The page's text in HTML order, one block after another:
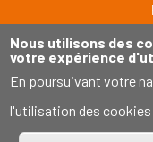
Copyright © 2026
Nous utilisons des
votre expérience
En poursuivant votre
l'utilisation des cookies